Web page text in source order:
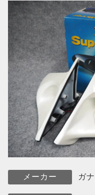
メーカー ガ